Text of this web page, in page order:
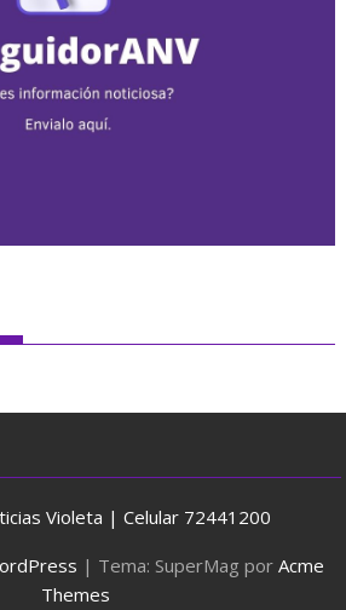
Violeta | Celular 72441200
| Tema: SuperMag por Acme
Themes